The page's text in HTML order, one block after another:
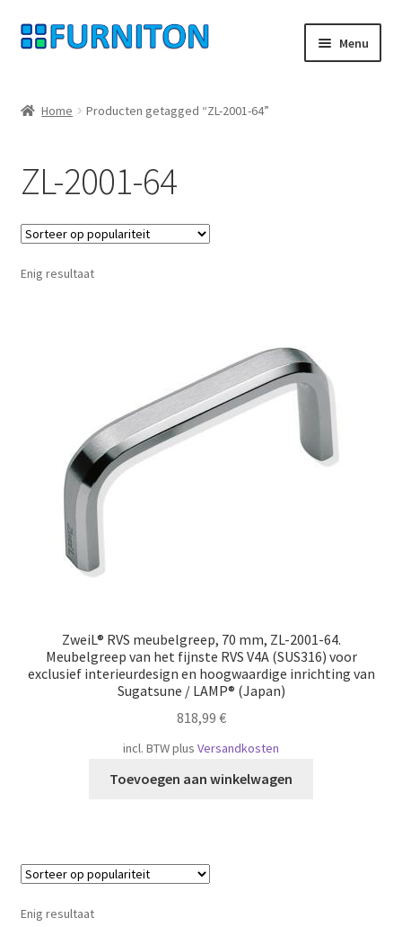
Ga
door
navigatie
Ga
naar
inhoud
Menu
Gegevensbescherming
Herroepingsrecht
Neem contact op met
Home Producten getagged “ZL-2001-64”
ZL-2001-64
Enig resultaat
ZweiL® RVS meubelgreep, 70 mm, ZL-2001-64.
Meubelgreep van het fijnste RVS V4A (SUS316) voor
exclusief interieurdesign en hoogwaardige inrichting van
Sugatsune / LAMP® (Japan)
818,99 €
incl. BTWplus Versandkosten
Toevoegen aan winkelwagen
Enig resultaat